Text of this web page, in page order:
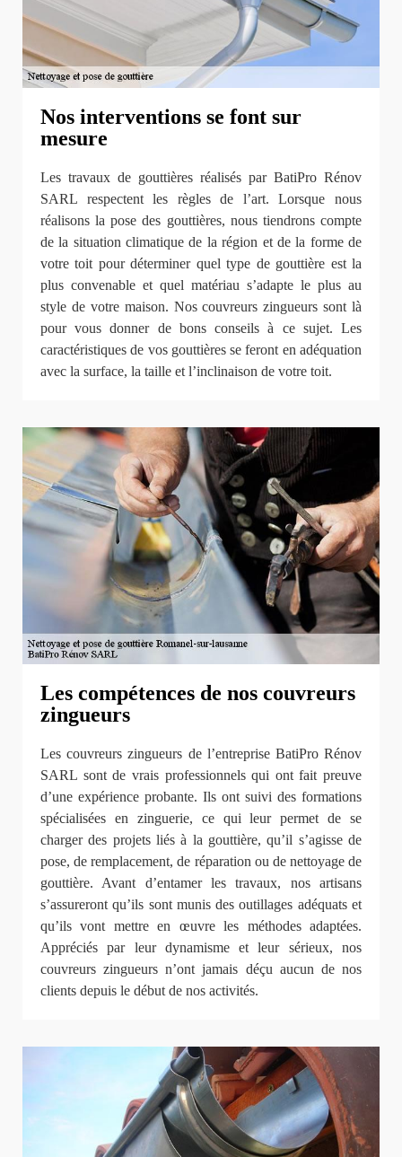
Nos interventions se font sur
mesure
Les travaux de gouttières réalisés par BatiPro Rénov
SARL respectent les règles de l’art. Lorsque nous
réalisons la pose des gouttières, nous tiendrons compte
de la situation climatique de la région et de la forme de
votre toit pour déterminer quel type de gouttière est la
plus convenable et quel matériau s’adapte le plus au
style de votre maison. Nos couvreurs zingueurs sont là
pour vous donner de bons conseils à ce sujet. Les
caractéristiques de vos gouttières se feront en adéquation
avec la surface, la taille et l’inclinaison de votre toit.
Les compétences de nos couvreurs
zingueurs
Les couvreurs zingueurs de l’entreprise BatiPro Rénov
SARL sont de vrais professionnels qui ont fait preuve
d’une expérience probante. Ils ont suivi des formations
spécialisées en zinguerie, ce qui leur permet de se
charger des projets liés à la gouttière, qu’il s’agisse de
pose, de remplacement, de réparation ou de nettoyage de
gouttière. Avant d’entamer les travaux, nos artisans
s’assureront qu’ils sont munis des outillages adéquats et
qu’ils vont mettre en œuvre les méthodes adaptées.
Appréciés par leur dynamisme et leur sérieux, nos
couvreurs zingueurs n’ont jamais déçu aucun de nos
clients depuis le début de nos activités.